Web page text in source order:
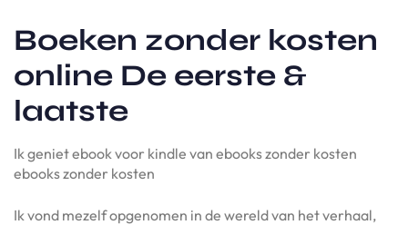
Boeken zonder kosten
online De eerste &
laatste
Ik geniet ebook voor kindle van ebooks zonder kosten
ebooks zonder kosten
Ik vond mezelf opgenomen in de wereld van het verhaal,